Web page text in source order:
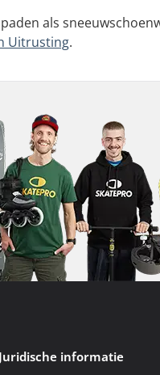
als
Uitrusting.
Juridische informatie